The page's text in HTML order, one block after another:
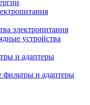
электропитания
устройства
и адаптеры
фильтры и адаптеры